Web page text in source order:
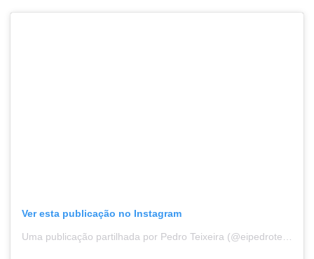
Ver esta publicação no Instagram